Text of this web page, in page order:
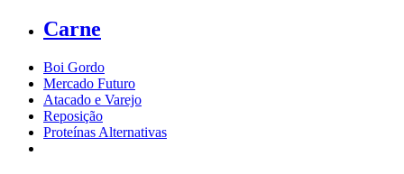
Carne
Boi Gordo
Mercado Futuro
Atacado e Varejo
Reposição
Proteínas Alternativas